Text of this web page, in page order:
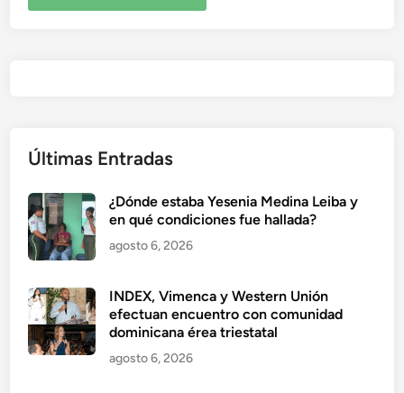
Últimas Entradas
¿Dónde estaba Yesenia Medina Leiba y
en qué condiciones fue hallada?
agosto 6, 2026
INDEX, Vimenca y Western Unión
efectuan encuentro con comunidad
dominicana érea triestatal
agosto 6, 2026